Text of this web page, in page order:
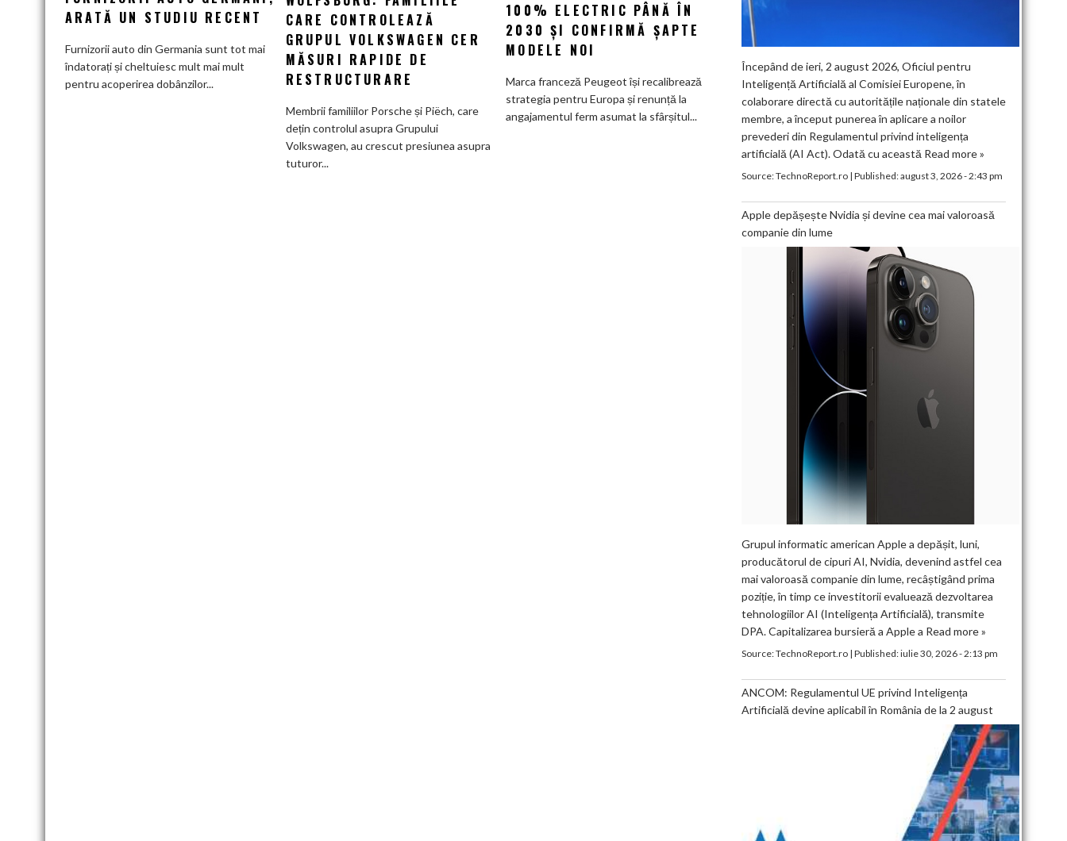
mai
furnizorii
ARATĂ UN STUDIU RECENT
Furnizorii auto din Germania sunt tot mai
îndatorați și cheltuiesc mult mai mult
pentru acoperirea dobânzilor...
la
Familiile
care
controlează
Volkswagen
cer
măsuri
CARE CONTROLEAZĂ
GRUPUL VOLKSWAGEN CER
MĂSURI RAPIDE DE
RESTRUCTURARE
Membrii familiilor Porsche și Piëch, care
dețin controlul asupra Grupului
Volkswagen, au crescut presiunea asupra
tuturor...
la
promisiunea
de
100%
electric
100% ELECTRIC PÂNĂ ÎN
2030 ȘI CONFIRMĂ ȘAPTE
MODELE NOI
Marca franceză Peugeot își recalibrează
strategia pentru Europa și renunță la
angajamentul ferm asumat la sfârșitul...
Începând de ieri, 2 august 2026, Oficiul pentru
Inteligență Artificială al Comisiei Europene, în
colaborare directă cu autoritățile naționale din statele
membre, a început punerea în aplicare a noilor
prevederi din Regulamentul privind inteligența
artificială (AI Act). Odată cu această Read more »
Source:TechnoReport.ro| Published:august 3, 2026 - 2:43 pm
Apple depășește Nvidia și devine cea mai valoroasă
companie din lume
Grupul informatic american Apple a depășit, luni,
producătorul de cipuri AI, Nvidia, devenind astfel cea
mai valoroasă companie din lume, recâștigând prima
poziție, în timp ce investitorii evaluează dezvoltarea
tehnologiilor AI (Inteligența Artificială), transmite
DPA. Capitalizarea bursieră a Apple a Read more »
Source:TechnoReport.ro| Published:iulie 30, 2026 - 2:13 pm
ANCOM: Regulamentul UE privind Inteligența
Artificială devine aplicabil în România de la 2 august